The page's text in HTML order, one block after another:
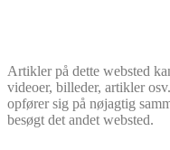
Artikler på dette websted
videoer, billeder, artikler
opfører sig på nøjagtig
besøgt det andet websted.